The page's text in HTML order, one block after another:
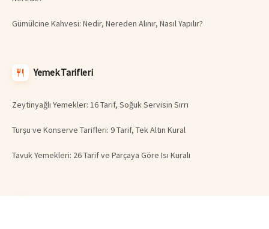
Gümülcine Kahvesi: Nedir, Nereden Alınır, Nasıl Yapılır?
Yemek Tarifleri
Zeytinyağlı Yemekler: 16 Tarif, Soğuk Servisin Sırrı
Turşu ve Konserve Tarifleri: 9 Tarif, Tek Altın Kural
Tavuk Yemekleri: 26 Tarif ve Parçaya Göre Isı Kuralı